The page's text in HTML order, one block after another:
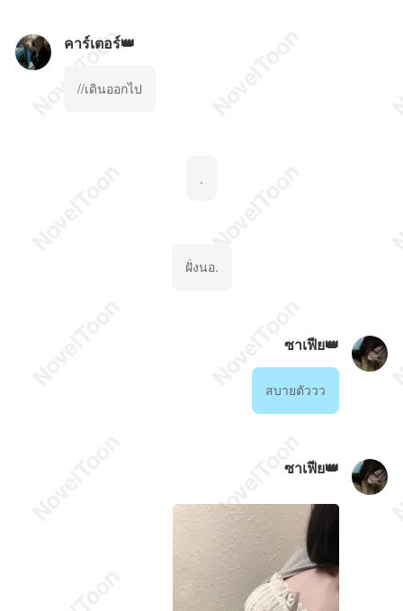
คาร์เตอร์👑
//เดินออกไป
.
ฝั่งนอ.
ซาเฟีย👑
สบายตัววว
ซาเฟีย👑